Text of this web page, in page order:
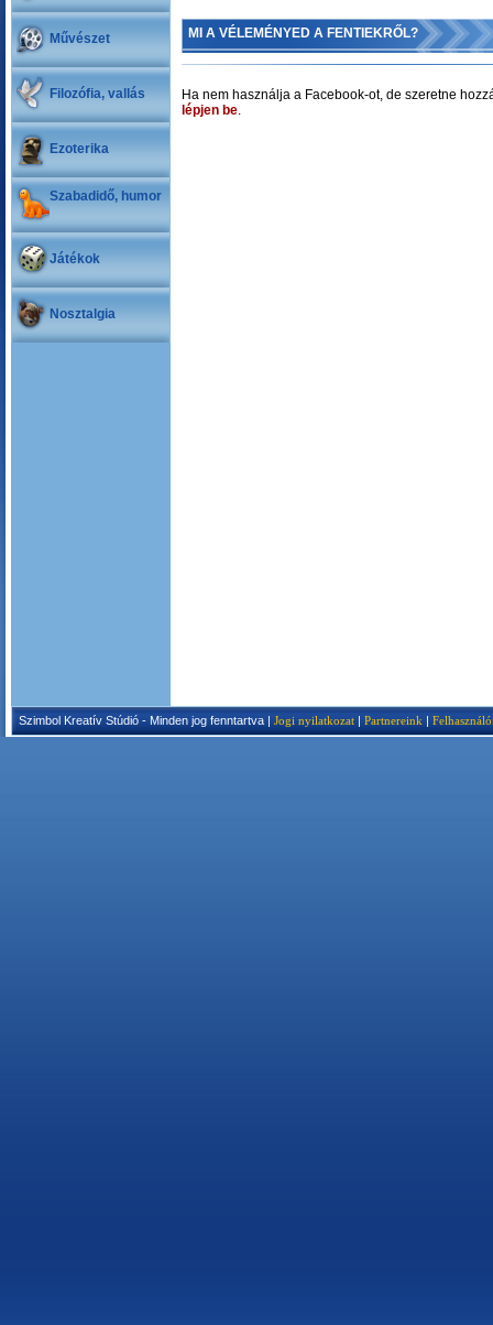
Művészet
Filozófia, vallás
Ezoterika
Szabadidő, humor
Játékok
Nosztalgia
MI A VÉLEMÉNYED A FENTIEKRŐL?
Ha nem használja a Facebook-ot, de szeretne
lépjen be.
Szimbol Kreatív Stúdió - Minden jog fenntartva | Jogi nyilatkozat | Partnereink |